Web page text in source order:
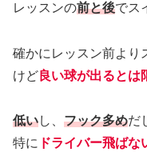
レッスンの前と後でス
確かにレッスン前よ
けど 良い球が出るとは
低いし、 フック多めだ
特に ドライバー飛ばな